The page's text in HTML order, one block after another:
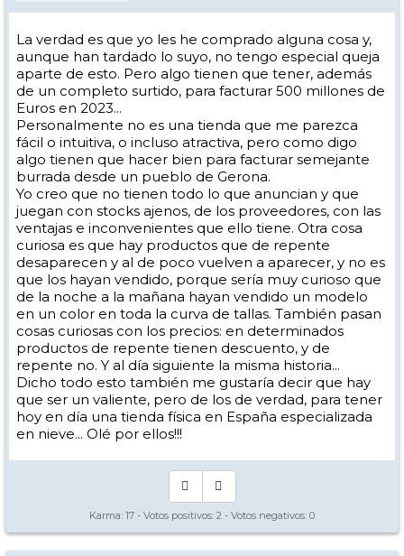
La verdad es que yo les he comprado alguna cosa y,
aunque han tardado lo suyo, no tengo especial queja
aparte de esto. Pero algo tienen que tener, además
de un completo surtido, para facturar 500 millones de
Euros en 2023...
Personalmente no es una tienda que me parezca
fácil o intuitiva, o incluso atractiva, pero como digo
algo tienen que hacer bien para facturar semejante
burrada desde un pueblo de Gerona.
Yo creo que no tienen todo lo que anuncian y que
juegan con stocks ajenos, de los proveedores, con las
ventajas e inconvenientes que ello tiene. Otra cosa
curiosa es que hay productos que de repente
desaparecen y al de poco vuelven a aparecer, y no es
que los hayan vendido, porque sería muy curioso que
de la noche a la mañana hayan vendido un modelo
en un color en toda la curva de tallas. También pasan
cosas curiosas con los precios: en determinados
productos de repente tienen descuento, y de
repente no. Y al día siguiente la misma historia...
Dicho todo esto también me gustaría decir que hay
que ser un valiente, pero de los de verdad, para tener
hoy en día una tienda física en España especializada
en nieve... Olé por ellos!!!
Karma: 17 - Votos positivos: 2 - Votos negativos: 0